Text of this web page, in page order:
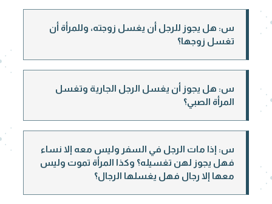
س: هل يجوز للرجل أن يغسل زوجته، وللمرأة أن
تغسل زوجها؟
س: هل يجوز أن يغسل الرجل الجارية وتغسل
المرأة الصبي؟
س: إذا مات الرجل في السفر وليس معه إلا نساء
فهل يجوز لهن تغسيله؟ وكذا المرأة تموت وليس
معها إلا رجال فهل يغسلها الرجال؟